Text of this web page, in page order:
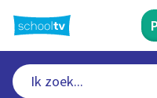
naar
hoofdinhoud